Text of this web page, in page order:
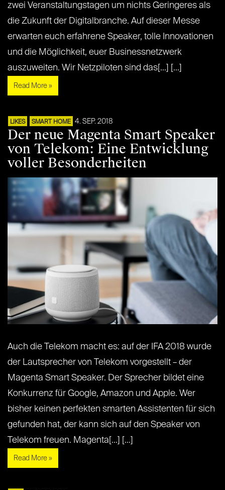
zwei Veranstaltungstagen um nichts Geringeres als
die Zukunft der Digitalbranche. Auf dieser Messe
erwarten euch erfahrene Speaker, tolle Innovationen
und die Möglichkeit, euer Businessnetzwerk
auszuweiten. Wir Netzpiloten sind das[...] [...]
Read More »
LIKES SMART HOME 4. SEP. 2018
Der neue Magenta Smart Speaker
von Telekom: Eine Entwicklung
voller Besonderheiten
Auch die Telekom macht es: auf der IFA 2018 wurde
der Lautsprecher von Telekom vorgestellt – der
Magenta Smart Speaker. Der Sprecher bildet eine
Konkurrenz für Google, Amazon und Apple. Wer
bisher keinen perfekten smarten Assistenten für sich
gefunden hat, der kann sich auf den Speaker von
Telekom freuen. Magenta[...] [...]
Read More »